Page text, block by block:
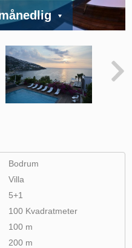
Bodrum
Villa
5+1
100 Kvadratmeter
100 m
200 m